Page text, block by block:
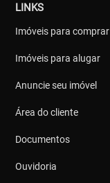
LINKS
Imóveis para comprar
Imóveis para alugar
Anuncie seu imóvel
Área do cliente
Documentos
Ouvidoria